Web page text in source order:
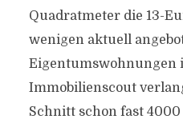
Quadratmeter die 13-
wenigen aktuell
Eigentumswohnungen
Immobilienscout
Schnitt schon fast 4000